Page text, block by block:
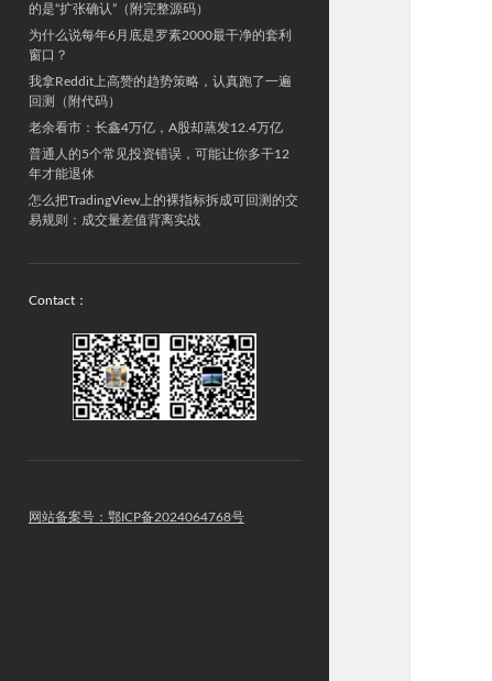
的是“扩张确认”（附完整源码）
为什么说每年6月底是罗素2000最干净的套利
窗口？
我拿Reddit上高赞的趋势策略，认真跑了一遍
回测（附代码）
老余看市：长鑫4万亿，A股却蒸发12.4万亿
普通人的5个常见投资错误，可能让你多干12
年才能退休
怎么把TradingView上的裸指标拆成可回测的交
易规则：成交量差值背离实战
Contact：
网站备案号：鄂ICP备2024064768号